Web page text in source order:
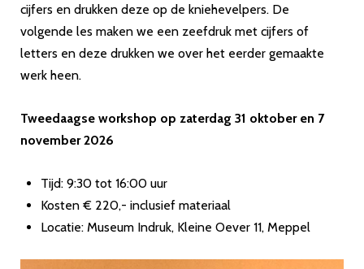
cijfers en drukken deze op de kniehevelpers. De
volgende les maken we een zeefdruk met cijfers of
letters en deze drukken we over het eerder gemaakte
werk heen.
Tweedaagse workshop op zaterdag 31 oktober en 7
november 2026
Tijd: 9:30 tot 16:00 uur
Kosten € 220,- inclusief materiaal
Locatie: Museum Indruk, Kleine Oever 11, Meppel